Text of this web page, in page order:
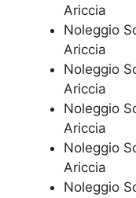
Ariccia
Noleggio
Ariccia
Noleggio
Ariccia
Noleggio
Ariccia
Noleggio
Ariccia
Noleggio